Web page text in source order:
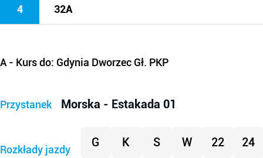
4 32A
A - Kurs do: Gdynia Dworzec Gł. PKP
Przystanek Morska - Estakada 01
Rozkłady jazdy
G K S W 22 24